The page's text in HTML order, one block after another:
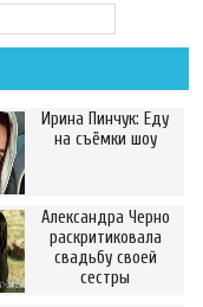
Ирина Пинчук: Еду
на съёмки шоу
Александра Черно
раскритиковала
свадьбу своей
сестры